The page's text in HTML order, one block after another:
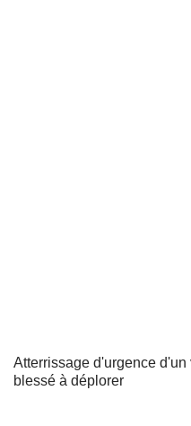
Atterrissage d'urgence
blessé à déplorer